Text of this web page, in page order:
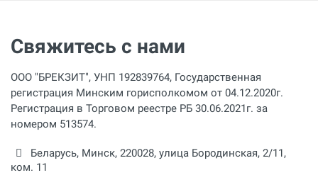
Свяжитесь с нами
ООО "БРЕКЗИТ", УНП 192839764, Государственная
регистрация Минским горисполкомом от 04.12.2020г.
Регистрация в Торговом реестре РБ 30.06.2021г. за
номером 513574.
Беларусь, Минск, 220028, улица Бородинская, 2/11,
ком. 11